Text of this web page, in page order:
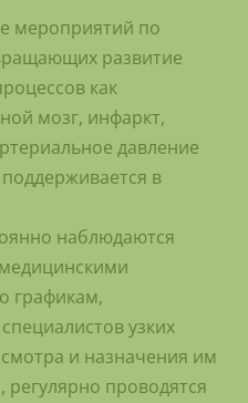
мероприятий по
развитие
как
мозг, инфаркт,
давление
в
наблюдаются
графикам,
узких
и назначения им
проводятся